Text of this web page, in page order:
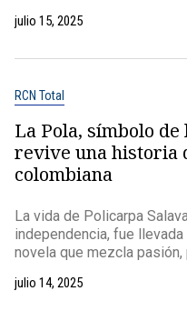
julio 15, 2025
RCN Total
La Pola, símbolo
revive una historia
colombiana
La vida de Policarpa
independencia, fue
novela que mezcla
julio 14, 2025